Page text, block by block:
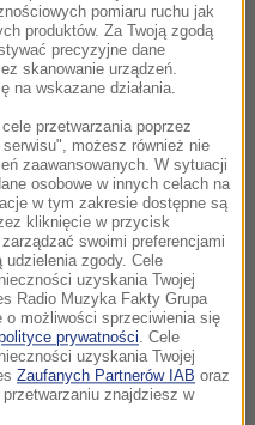
w nocy ze środy na
1 listopada) ulica
z aleją Wojska
się drogą
al. Wojska
własnym autem
Jagiellońskiej dojazd
(do głównej bramy
można dotrzeć
miejskiej). Na całej
będą
komunikacji
pomiaru ruchu jak
produktów. Za Twoją zgodą
precyzyjne dane
skanowanie urządzeń.
na wskazane działania.
przetwarzania poprzez
możesz również nie
zaawansowanych. W sytuacji
osobowe w innych celach na
w tym zakresie dostępne są
kliknięcie w przycisk
swoimi preferencjami
udzielenia zgody. Cele
uzyskania Twojej
Radio Muzyka Fakty Grupa
możliwości sprzeciwienia się
prywatności. Cele
uzyskania Twojej
Zaufanych Partnerów IAB oraz
znajdziesz w